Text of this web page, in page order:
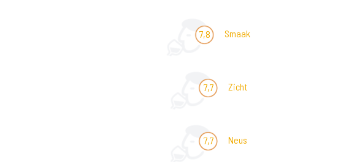
7,8 Smaak
7,7 Zicht
7,7 Neus